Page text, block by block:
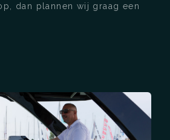
dan plannen wij graag een